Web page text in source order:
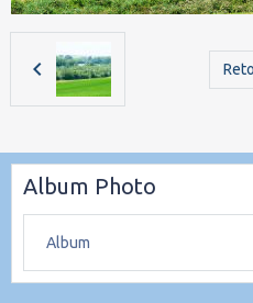
Album Photo
Album